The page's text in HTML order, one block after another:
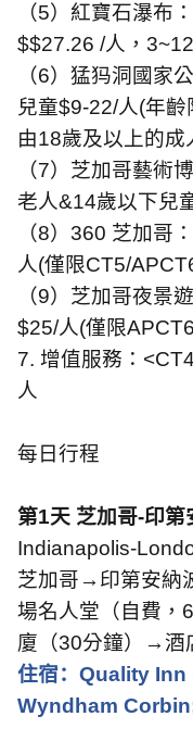
（5）紅寶石瀑布
$$27.26 /人， 3~12
（6）猛犸洞國家
兒童$9-22/人(年齡
由18歲及以上的成
（7）芝加哥藝術
老人&14歲以下兒
（8） 360 芝加哥
人(僅限CT5/
（9）芝加哥夜景
$25/人(僅限
7. 增值服務： <CT4
人
每日行程
第1天 芝加哥-印第
Indianapolis-
芝加哥→印第安納
場名人堂（自費，
廈（30分鐘）→酒
住宿： Quality Inn
Wyndham